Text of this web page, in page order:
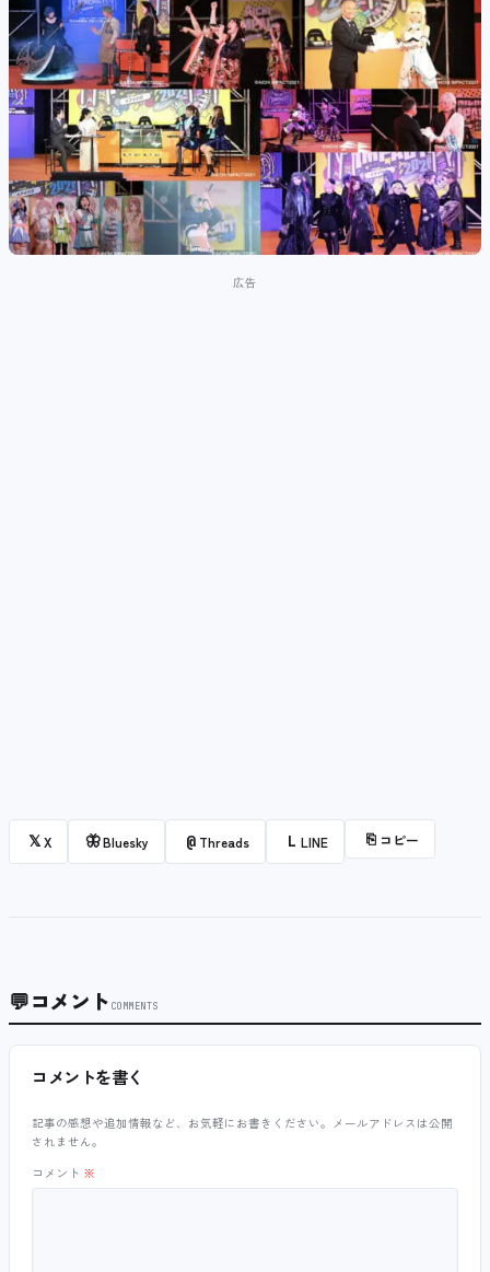
𝕏X 🦋Bluesky @ Threads L LINE ⎘ コピー
💬コメント COMMENTS
コメントを書く
記事の感想や追加情報など、お気軽にお書きください。メールアドレスは公開
されません。
コメント ※